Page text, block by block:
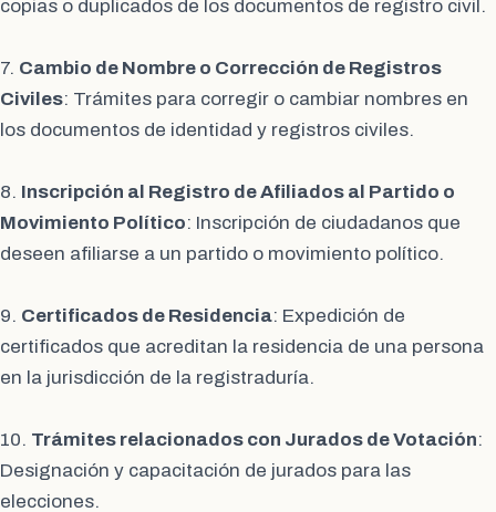
copias o duplicados de los documentos de registro civil.
7. Cambio de Nombre o Corrección de Registros
Civiles: Trámites para corregir o cambiar nombres en
los documentos de identidad y registros civiles.
8. Inscripción al Registro de Afiliados al Partido o
Movimiento Político: Inscripción de ciudadanos que
deseen afiliarse a un partido o movimiento político.
9. Certificados de Residencia: Expedición de
certificados que acreditan la residencia de una persona
en la jurisdicción de la registraduría.
10. Trámites relacionados con Jurados de Votación:
Designación y capacitación de jurados para las
elecciones.